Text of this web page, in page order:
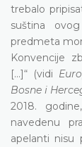
trebalo
suština
predmeta
Konvencije
[...]“ (vidi
Bosne i
2018.
navedenu
apelanti nisu